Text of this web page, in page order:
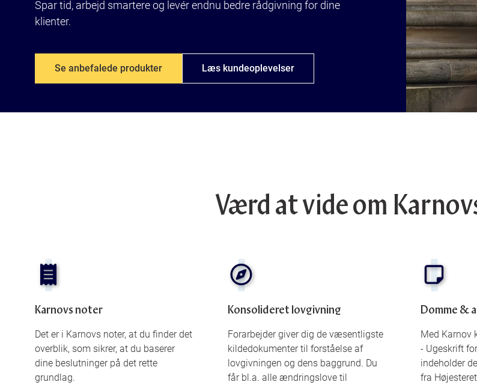
Spar tid, arbejd smartere og levér endnu bedre rådgivning for dine
klienter.
Se anbefalede produkter Læs kundeoplevelser
Værd at vide om
Karnovs noter
Det er i Karnovs noter, at du finder det
overblik, som sikrer, at du baserer
dine beslutninger på det rette
grundlag.
Konsolideret lovgivning
Forarbejder giver dig de væsentligste
kildedokumenter til forståelse af
lovgivningen og dens baggrund. Du
får bl.a. alle ændringslove til
Domme &
Med Karnov
- Ugeskrift
indeholder
fra